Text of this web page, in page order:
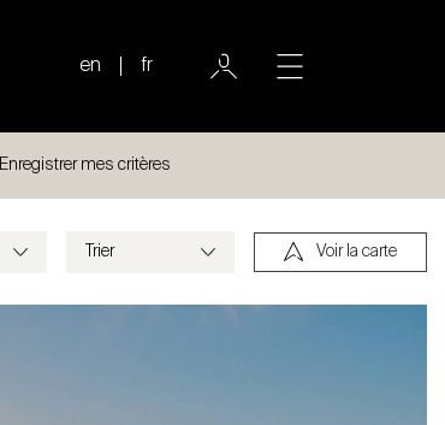
en fr
Enregistrer mes critères
Voir la carte